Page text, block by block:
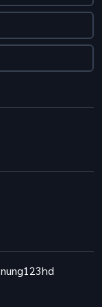
nung123hd